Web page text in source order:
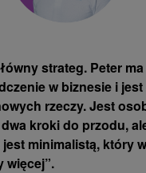
strateg. Peter
w biznesie i
rzeczy. Jest
kroki do przodu,
minimalistą, który
więcej”.